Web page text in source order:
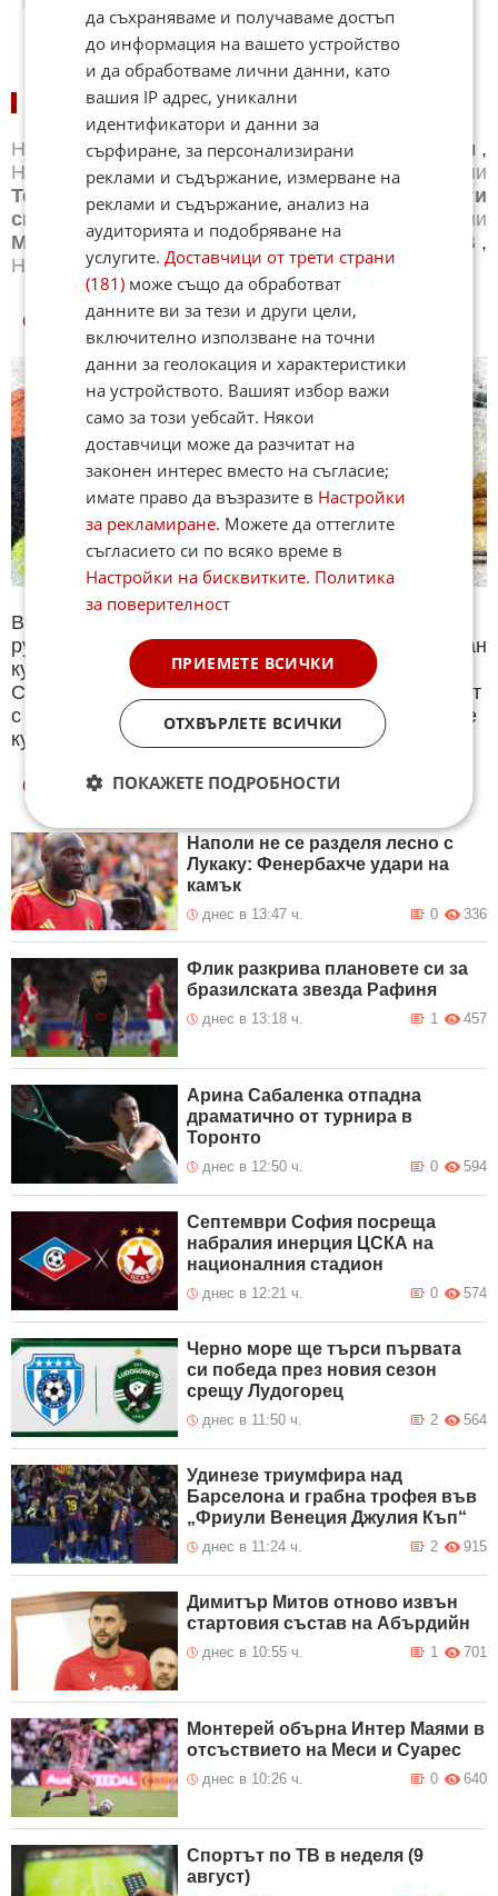
НОВИНИ ПО СПОРТОВЕ:
Новини Бг футбол ,Новини Световен футбол ,
Новини
Баскетбол , Новини Волейбол
Новини
Тенис
,Новини Бойни спортове
Други
спортове
Новини Лека атлетика
Новини
Моторни спортове ,Новини Спортът по ТВ ,
Новини
Зимни спортове
СПОРТ КУИЗОВЕ
В секция Спорт ще намерите тематична Куиз
рубрика. Периодично се публикува специализиран
куиз с въпроси на различна спортна тематика.
След края на всеки тест може да видите резултат
с верните отговори, които сте натрупали. Другите
куизове може да намерите тук. Успех !
ОЩЕ НОВИНИ ОТ СПОРТ
Наполи не се разделя лесно с
Лукаку: Фенербахче удари на
камък
днес в 13:47 ч. 336
0
Флик разкрива плановете си за
бразилската звезда Рафиня
днес в 13:18 ч. 457
1
Арина Сабаленка отпадна
драматично от турнира в
Торонто
днес в 12:50 ч. 594
0
Септември София посреща
набралия инерция ЦСКА на
националния стадион
днес в 12:21 ч. 574
0
Черно море ще търси първата
си победа през новия сезон
срещу Лудогорец
днес в 11:50 ч. 564
2
Удинезе триумфира над
Барселона и грабна трофея във
„Фриули Венеция Джулия Къп“
днес в 11:24 ч. 915
2
Димитър Митов отново извън
стартовия състав на Абърдийн
днес в 10:55 ч. 701
1
Монтерей обърна Интер Маями в
отсъствието на Меси и Суарес
днес в 10:26 ч. 640
0
Спортът по ТВ в неделя (9
август)
да съхраняваме и получаваме достъп
до информация на вашето устройство
и да обработваме лични данни, като
вашия IP адрес, уникални
идентификатори и данни за
сърфиране, за персонализирани
реклами и съдържание, измерване на
реклами и съдържание, анализ на
аудиторията и подобряване на
услугите.Доставчици от трети страни
(181) може също да обработват
данните ви за тези и други цели,
включително използване на точни
данни за геолокация и характеристики
на устройството. Вашият избор важи
само за този уебсайт. Някои
доставчици може да разчитат на
законен интерес вместо на съгласие;
имате право да възразите в Настройки
за рекламиране. Можете да оттеглите
съгласието си по всяко време в
Настройки на бисквитките. Политика
за поверителност
ПРИЕМЕТЕ ВСИЧКИ
ОТХВЪРЛЕТЕ ВСИЧКИ
ПОКАЖЕТЕ ПОДРОБНОСТИ